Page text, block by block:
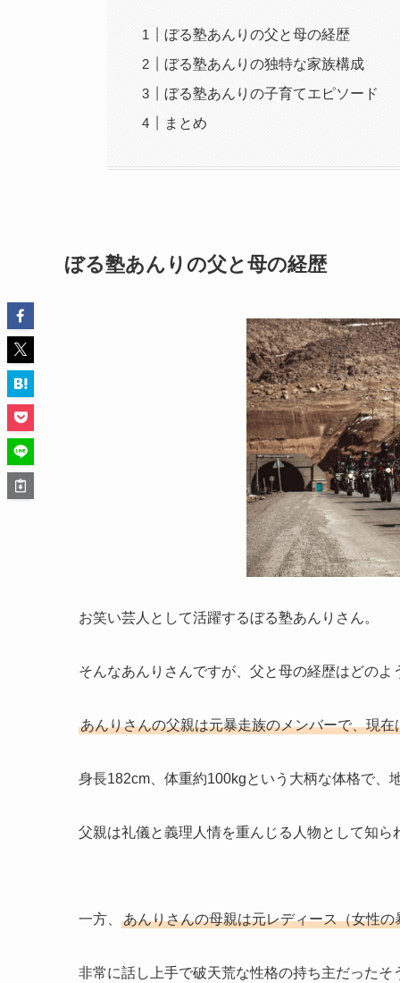
ぼる塾あんりの父と母の経歴
ぼる塾あんりの独特な家族構成
ぼる塾あんりの子育てエピソード
まとめ
ぼる塾あんりの父と母の経歴
お笑い芸人として活躍するぼる塾あんりさん。
そんなあんりさんですが、父と母の経歴はどのよ
あんりさんの父親は元暴走族のメンバーで、現
身長182cm、体重約100kgという大柄な体格で、
父親は礼儀と義理人情を重んじる人物として知
一方、 あんりさんの母親は元レディース（女性
非常に話し上手で破天荒な性格の持ち主だったそ